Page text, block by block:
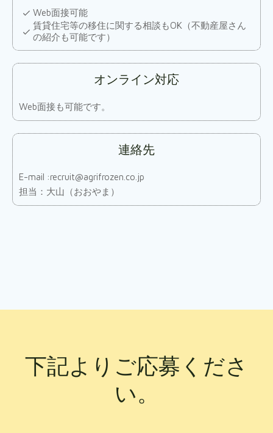
Web面接可能
賃貸住宅等の移住に関する相談もOK（不動産屋さん
の紹介も可能です）
オンライン対応
Web面接も可能です。
連絡先
E-mail :recruit@agrifrozen.co.jp
担当：大山（おおやま）
下記よりご応募くださ
い。